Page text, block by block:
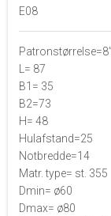
E08
Patronstørrelse=8”
L= 87
B1= 35
B2=73
H= 48
Hulafstand=25
Notbredde=14
Matr. type= st. 355
Dmin= ø60
Dmax= ø80